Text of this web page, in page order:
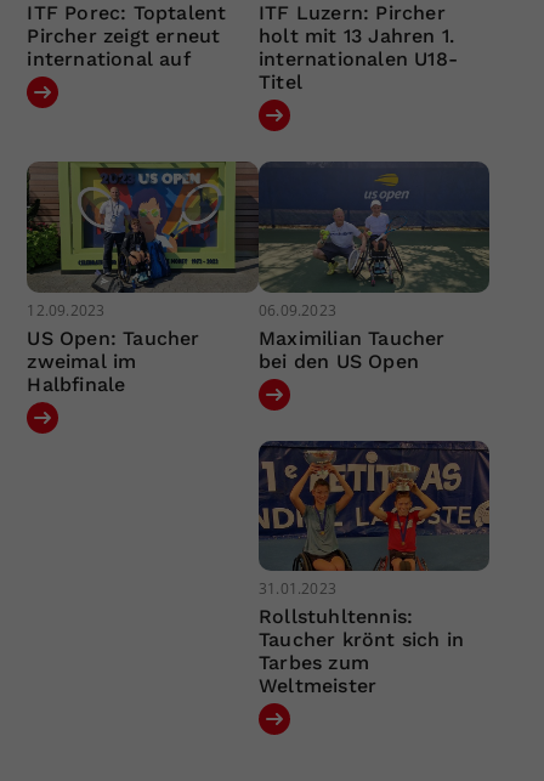
ITF Porec: Toptalent
Pircher zeigt erneut
international auf
ITF Luzern: Pircher
holt mit 13 Jahren 1.
internationalen U18-
Titel
12.09.2023
US Open: Taucher
zweimal im
Halbfinale
06.09.2023
Maximilian Taucher
bei den US Open
31.01.2023
Rollstuhltennis:
Taucher krönt sich in
Tarbes zum
Weltmeister